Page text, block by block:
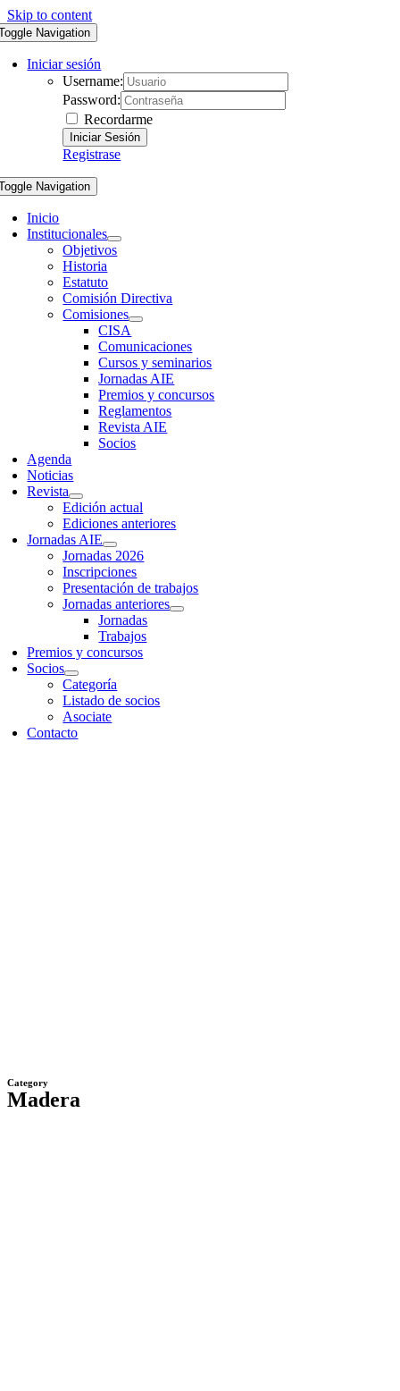
Skip to content
Navigation
Iniciar sesión
Username:
Password:
Recordarme
Registrase
Navigation
Inicio
Institucionales
Objetivos
Historia
Estatuto
Comisión Directiva
Comisiones
CISA
Comunicaciones
Cursos y seminarios
Jornadas AIE
Premios y concursos
Reglamentos
Revista AIE
Socios
Agenda
Noticias
Revista
Edición actual
Ediciones anteriores
Jornadas AIE
Jornadas 2026
Inscripciones
Presentación de trabajos
Jornadas anteriores
Jornadas
Trabajos
Premios y concursos
Socios
Categoría
Listado de socios
Asociate
Contacto
Category
Madera